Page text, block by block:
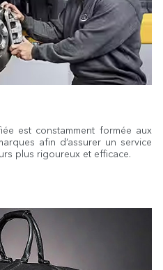
est constamment formée aux
afin d’assurer un service
plus rigoureux et efficace.